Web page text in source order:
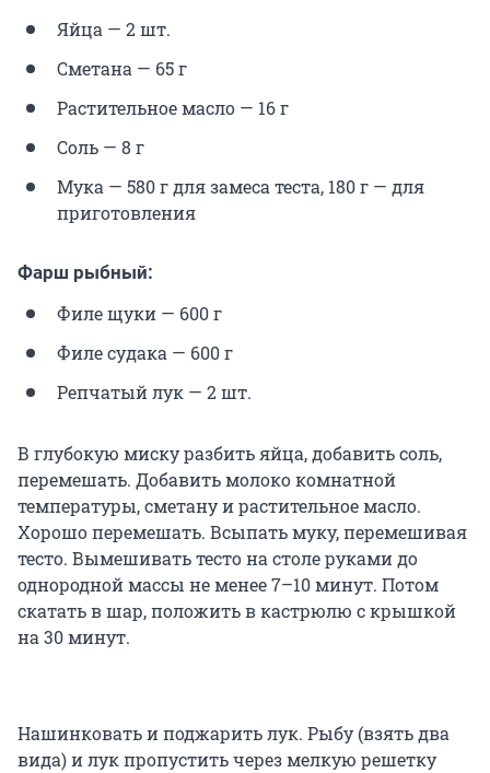
Яйца — 2 шт.
Сметана — 65 г
Растительное масло — 16 г
Соль — 8 г
Мука — 580 г для замеса теста, 180 г — для
приготовления
Фарш рыбный:
Филе щуки — 600 г
Филе судака — 600 г
Репчатый лук — 2 шт.
В глубокую миску разбить яйца, добавить соль,
перемешать. Добавить молоко комнатной
температуры, сметану и растительное масло.
Хорошо перемешать. Всыпать муку, перемешивая
тесто. Вымешивать тесто на столе руками до
однородной массы не менее7–10 минут. Потом
скатать в шар, положить в кастрюлю с крышкой
на30 минут.
Нашинковать и поджарить лук. Рыбу (взять два
вида) и лук пропустить через мелкую решетку